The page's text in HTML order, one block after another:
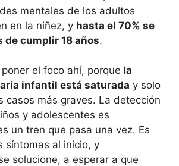
mentales de los adultos
en la niñez, y hasta el 70% se
de cumplir 18 años.
el foco ahí, porque la
infantil está saturada y solo
casos más graves. La detección
y adolescentes es
un tren que pasa una vez. Es
síntomas al inicio, y
solucione, a esperar a que